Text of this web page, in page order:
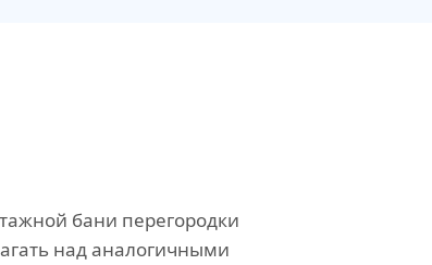
бани перегородки
над аналогичными